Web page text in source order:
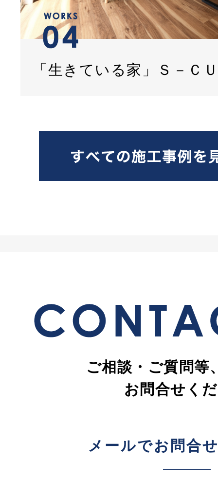
「生きている家」Ｓ－Ｃ
ご相談・ご質問等
お問合せく
メールでお問合